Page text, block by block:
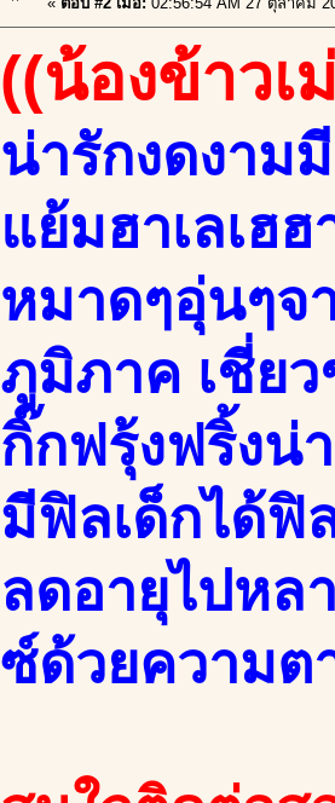
((น้องข้าวเ
น่ารักงดงาม
แย้มฮาเลเฮ
หมาดๆอุ่นๆจ
ภูมิภาค เชี่ย
กิ๊กฟรุ้งฟริ้งน่
มีฟิลเด็กได้
ลดอายุไปหล
ซ์ด้วยความต